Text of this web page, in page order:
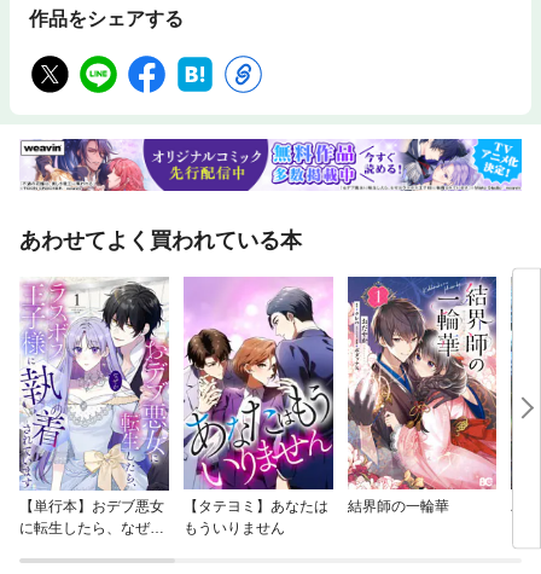
作品をシェアする
あわせてよく買われている本
【単行本】おデブ悪女
に転生したら、なぜか
【タテヨミ】あなたは
もういりません
結界師の一輪華
バ
今